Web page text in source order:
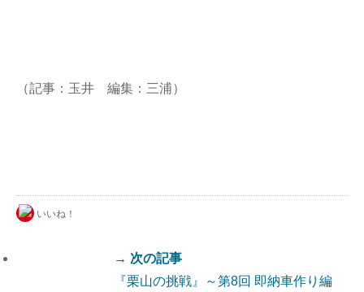
（記事：玉井 編集：三浦）
いいね！
→ 次の記事
『栗山の挑戦』～第8回 即納車作り編